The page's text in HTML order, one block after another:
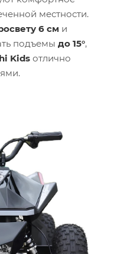
местности.
6 см и
подъемы до 15°,
Kids отлично